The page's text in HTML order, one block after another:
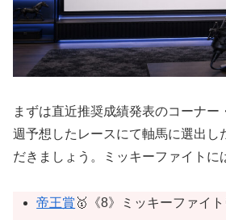
まずは直近推奨成績発表のコーナー
週予想したレースにて軸馬に選出し
だきましょう。ミッキーファイトに
帝王賞 🥇《8》ミッキーファイ